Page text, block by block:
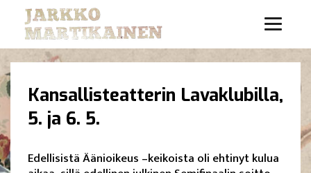
Kansallisteatterin Lavaklubilla,
5. ja 6. 5.
Edellisistä Äänioikeus –keikoista oli ehtinyt kulua